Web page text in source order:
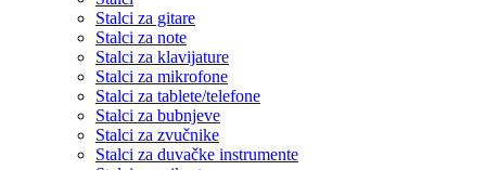
Stalci za gitare
Stalci za note
Stalci za klavijature
Stalci za mikrofone
Stalci za tablete/telefone
Stalci za bubnjeve
Stalci za zvučnike
Stalci za duvačke instrumente